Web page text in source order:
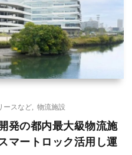
ースなど ,物流施設
発の都内最大級物流施
マートロック活用し運